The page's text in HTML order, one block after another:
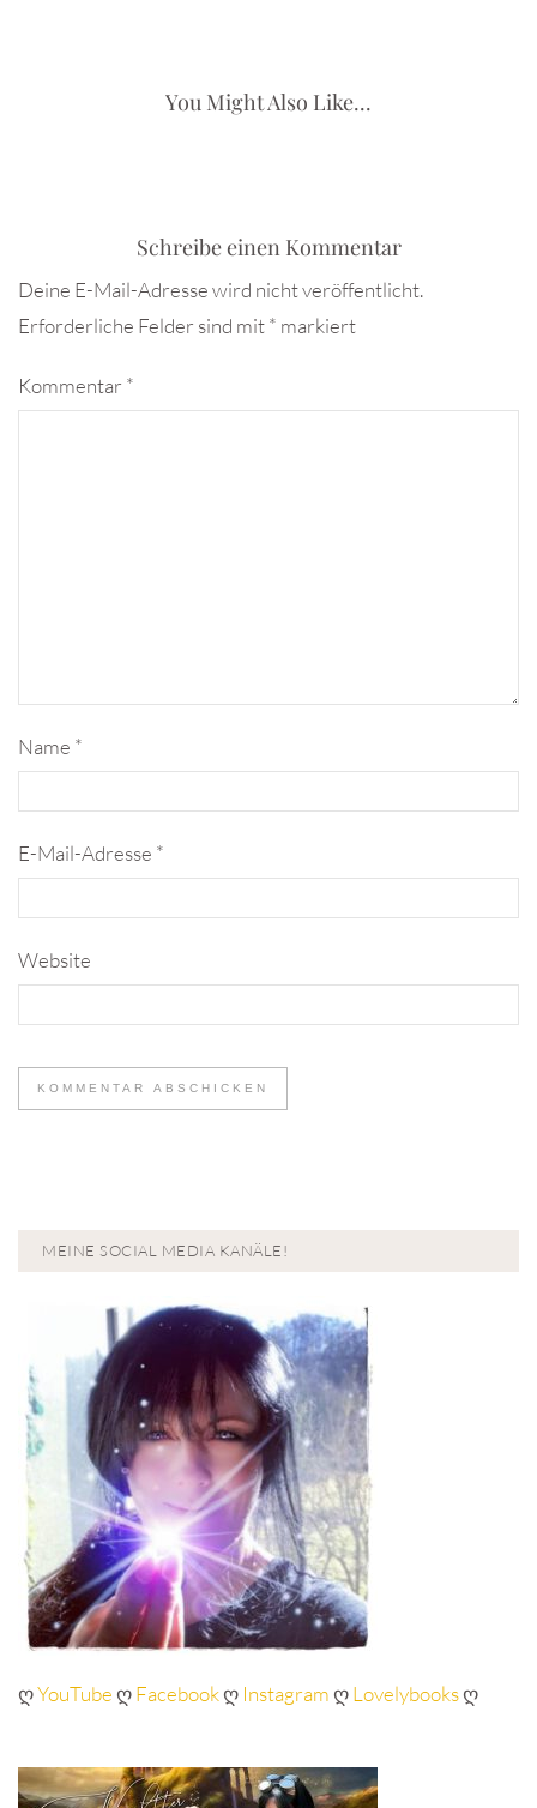
You Might Also Like...
Schreibe einen Kommentar
Deine E-Mail-Adresse wird nicht veröffentlicht.
Erforderliche Felder sind mit* markiert
Kommentar *
Name *
E-Mail-Adresse *
Website
MEINE SOCIAL MEDIA KANÄLE!
ღYouTubeღFacebookღ InstagramღLovelybooksღ